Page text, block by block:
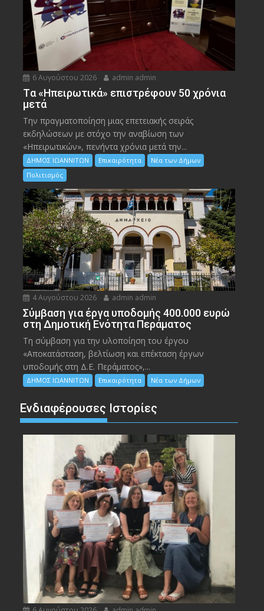
6 Αυγούστου 2026 admin admin
Tα «Ηπειρωτικά» επιστρέφουν 50 χρόνια
μετά
Την πραγματοποίηση μιας επετειακής σειράς
εκδηλώσεων με στόχο την αναβίωση των
«Ηπειρωτικών», πενήντα χρόνια μετά την...
ΔΗΜΟΣ ΙΩΑΝΝΙΤΩΝ Επικαιρότητα
Νέα των Δήμων
Πολιτισμός
4 Αυγούστου 2026 admin admin
Σύμβαση για έργα υποδομής 400.000 ευρώ
στη Δημοτική Ενότητα Περάματος
Τη σύμβαση για την υλοποίηση του έργου
«Αποκατάσταση, βελτίωση και επέκταση έργων
υποδομής στη Δ.Ε. Περάματος»,...
ΔΗΜΟΣ ΙΩΑΝΝΙΤΩΝ Επικαιρότητα Νέα των Δήμων
Ενδιαφέρουσες Ιστορίες